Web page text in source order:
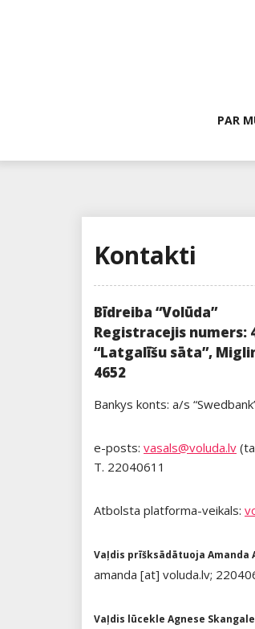
PAR
Kontakti
Bīdreiba “Volūda”
Registracejis numers:
“Latgalīšu sāta”,
4652
Bankys konts: a/s
e-posts: vasals@voluda.lv
T. 22040611
Atbolsta platforma-veikals:
Vaļdis prīšksādātuoja Amanda
amanda [at] voluda.lv;
Vaļdis lūcekle Agnese Skangale